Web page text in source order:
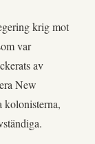
krig mot
var
av
New
kolonisterna,